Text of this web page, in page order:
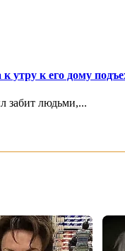
утру к его дому
забит людьми,...